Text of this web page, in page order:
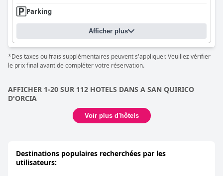
Parking
Afficher plus
*Des taxes ou frais supplémentaires peuvent s'appliquer. Veuillez vérifier
le prix final avant de compléter votre réservation.
AFFICHER 1-20 SUR 112 HOTELS DANS A SAN QUIRICO
D'ORCIA
Voir plus d'hôtels
Destinations populaires recherchées par les
utilisateurs: